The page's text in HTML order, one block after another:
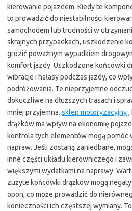
kierowanie pojazdem. Kiedy te
to prowadzić do niestabilności
samochodem lub trudności w
skrajnych przypadkach, uszkodzenie
grozić poważnym wypadkiem
komfort jazdy. Uszkodzone końcówki
wibracje i hałasy podczas jazdy, co
podróżowania. Te nieprzyjemne
dokuczliwe na dłuższych trasach i
mniej przyjemna. sklep motoryzacyjny,
drążków ma wpływ na ekonomię
kontrola tych elementów mogą
napraw. Jeśli zostaną zaniedbane,
inne części układu kierowniczego i
większymi wydatkami na naprawy.
zużyte końcówki drążków mogą
opon, co może prowadzić do
konieczności ich częstszej wymiany.